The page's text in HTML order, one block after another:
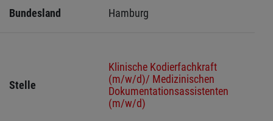
Bundesland Hamburg
Stelle
Klinische Kodierfachkraft
(m/w/d)/ Medizinischen
Dokumentationsassistenten
(m/w/d)